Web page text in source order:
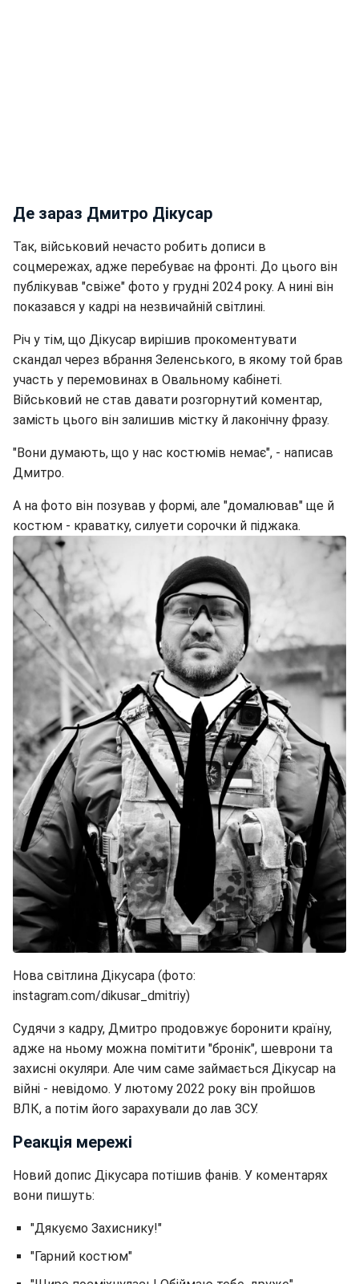
Де зараз Дмитро Дікусар
Так, військовий нечасто робить дописи в
соцмережах, адже перебуває на фронті. До цього він
публікував "свіже" фото у грудні 2024 року. А нині він
показався у кадрі на незвичайній світлині.
Річ у тім, що Дікусар вирішив прокоментувати
скандал через вбрання Зеленського, в якому той брав
участь у перемовинах в Овальному кабінеті.
Військовий не став давати розгорнутий коментар,
замість цього він залишив містку й лаконічну фразу.
"Вони думають, що у нас костюмів немає", - написав
Дмитро.
А на фото він позував у формі, але "домалював" ще й
костюм - краватку, силуети сорочки й піджака.
Нова світлина Дікусара (фото:
instagram.com/dikusar_dmitriy)
Судячи з кадру, Дмитро продовжує боронити країну,
адже на ньому можна помітити "бронік", шеврони та
захисні окуляри. Але чим саме займається Дікусар на
війні - невідомо. У лютому 2022 року він пройшов
ВЛК, а потім його зарахували до лав ЗСУ.
Реакція мережі
Новий допис Дікусара потішив фанів. У коментарях
вони пишуть:
"Дякуємо Захиснику!"
"Гарний костюм"